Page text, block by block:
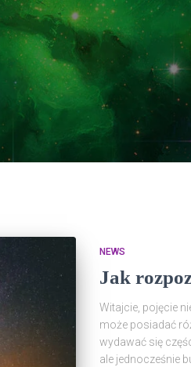
NEWS
Jak
Witajcie, pojęcie
może posiadać
wydawać się
ale jednocześnie